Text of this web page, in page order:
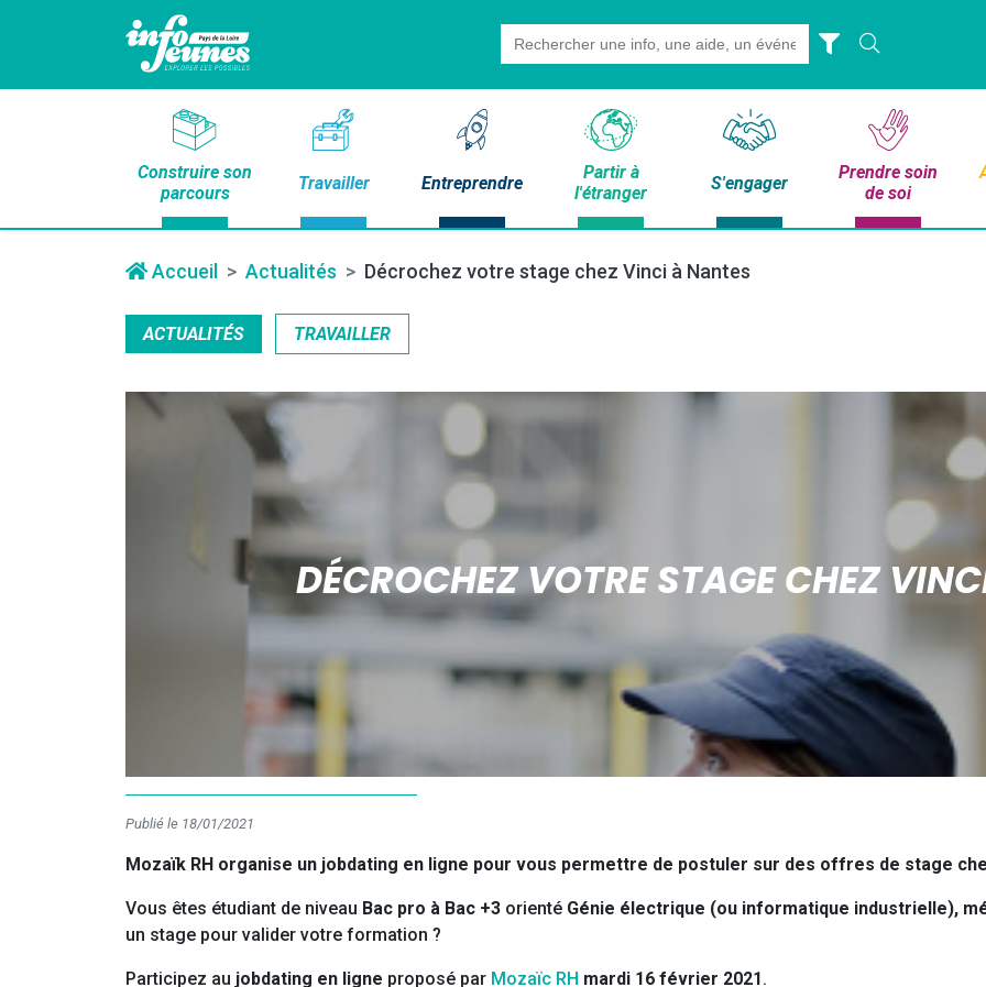
Search
for:
Construire son
parcours
Travailler Entreprendre
Partir à
l'étranger
S'engager
Prendre soin
de soi
Accueil Actualités Décrochez votre stage chez Vinci à Nantes
ACTUALITÉS TRAVAILLER
DÉCROCHEZ VOTRE STAGE CHEZ
Publié le 18/01/2021
Mozaïk RH organise un jobdating en ligne pour vous permettre de postuler sur des offres de stage
Vous êtes étudiant de niveau Bac pro à Bac +3 orienté Génie électrique (ou informatique industrielle),
un stage pour valider votre formation ?
Participez au jobdating en ligne proposé par Mozaïc RH mardi 16 février 2021 .